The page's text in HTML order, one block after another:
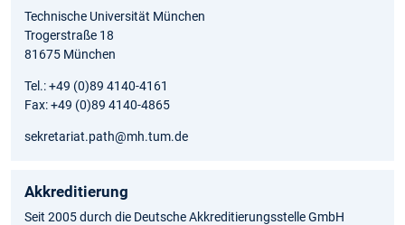
Technische Universität München
Trogerstraße 18
81675 München
Tel.: +49 (0)89 4140-4161
Fax: +49 (0)89 4140-4865
sekretariat.path@mh.tum.de
Akkreditierung
Seit 2005 durch die Deutsche Akkreditierungsstelle GmbH